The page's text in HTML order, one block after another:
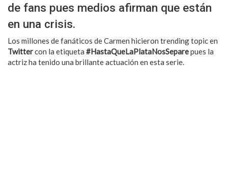
de fans pues medios afirman que están
en una crisis.
Los millones de fanáticos de Carmen hicieron trending topic en
Twittercon la etiqueta #HastaQueLaPlataNosSeparepues la
actriz ha tenido una brillante actuación en esta serie.